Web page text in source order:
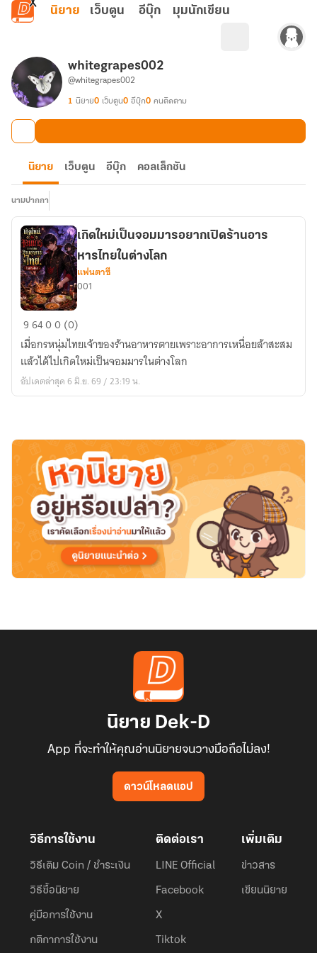
ข้ามไปยังเนื้อหาหลัก
นิยาย เว็บตูน อีบุ๊ก มุมนักเขียน
whitegrapes002
@whitegrapes002
1 นิยาย0 เว็บตูน0 อีบุ๊ก0 คนติดตาม
นิยาย เว็บตูน อีบุ๊ก คอลเล็กชัน
นามปากกา
เกิด
ใหม่
เป็น
จอม
มาร
ร้า
นอาร
หาร
ไทย
ใน
ต่าง
โลก
เกิดใหม่เป็นจอมมารอยากเปิดร้านอาร
หารไทยในต่างโลก
แฟนตาซี
001
96400 (0)
เมื่อกรหนุ่มไทยเจ้าของร้านอาหารตายเพราะอาการเหนื่อยล้าสะสม
แล้วได้ไปเกิดใหม่เป็นจอมมารในต่างโลก
อัปเดตล่าสุด 6 มิ.ย. 69 / 23:19 น.
นิยาย Dek-D
App ที่จะทำให้คุณอ่านนิยายจนวางมือถือไม่ลง!
ดาวน์โหลดแอป
วิธีการใช้งาน
วิธีเติม Coin / ชำระเงิน
วิธีซื้อนิยาย
คู่มือการใช้งาน
กติกาการใช้งาน
ติดต่อเรา
LINE Official
Facebook
X
Tiktok
เพิ่มเติม
ข่าวสาร
เขียนนิยาย